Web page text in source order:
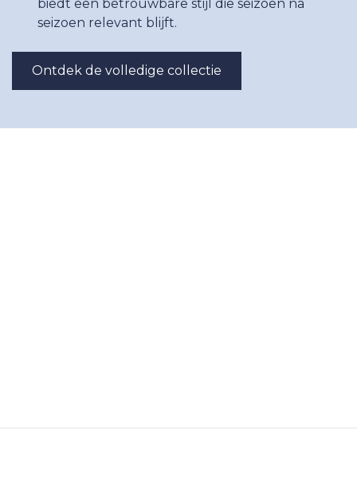
biedt een betrouwbare stijl die seizoen na
seizoen relevant blijft.
Ontdek de volledige collectie